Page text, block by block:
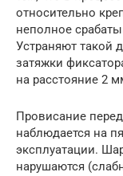
относительно
неполное
Устраняют такой
затяжки
на расстояние 2
Провисание
наблюдается на
эксплуатации.
нарушаются